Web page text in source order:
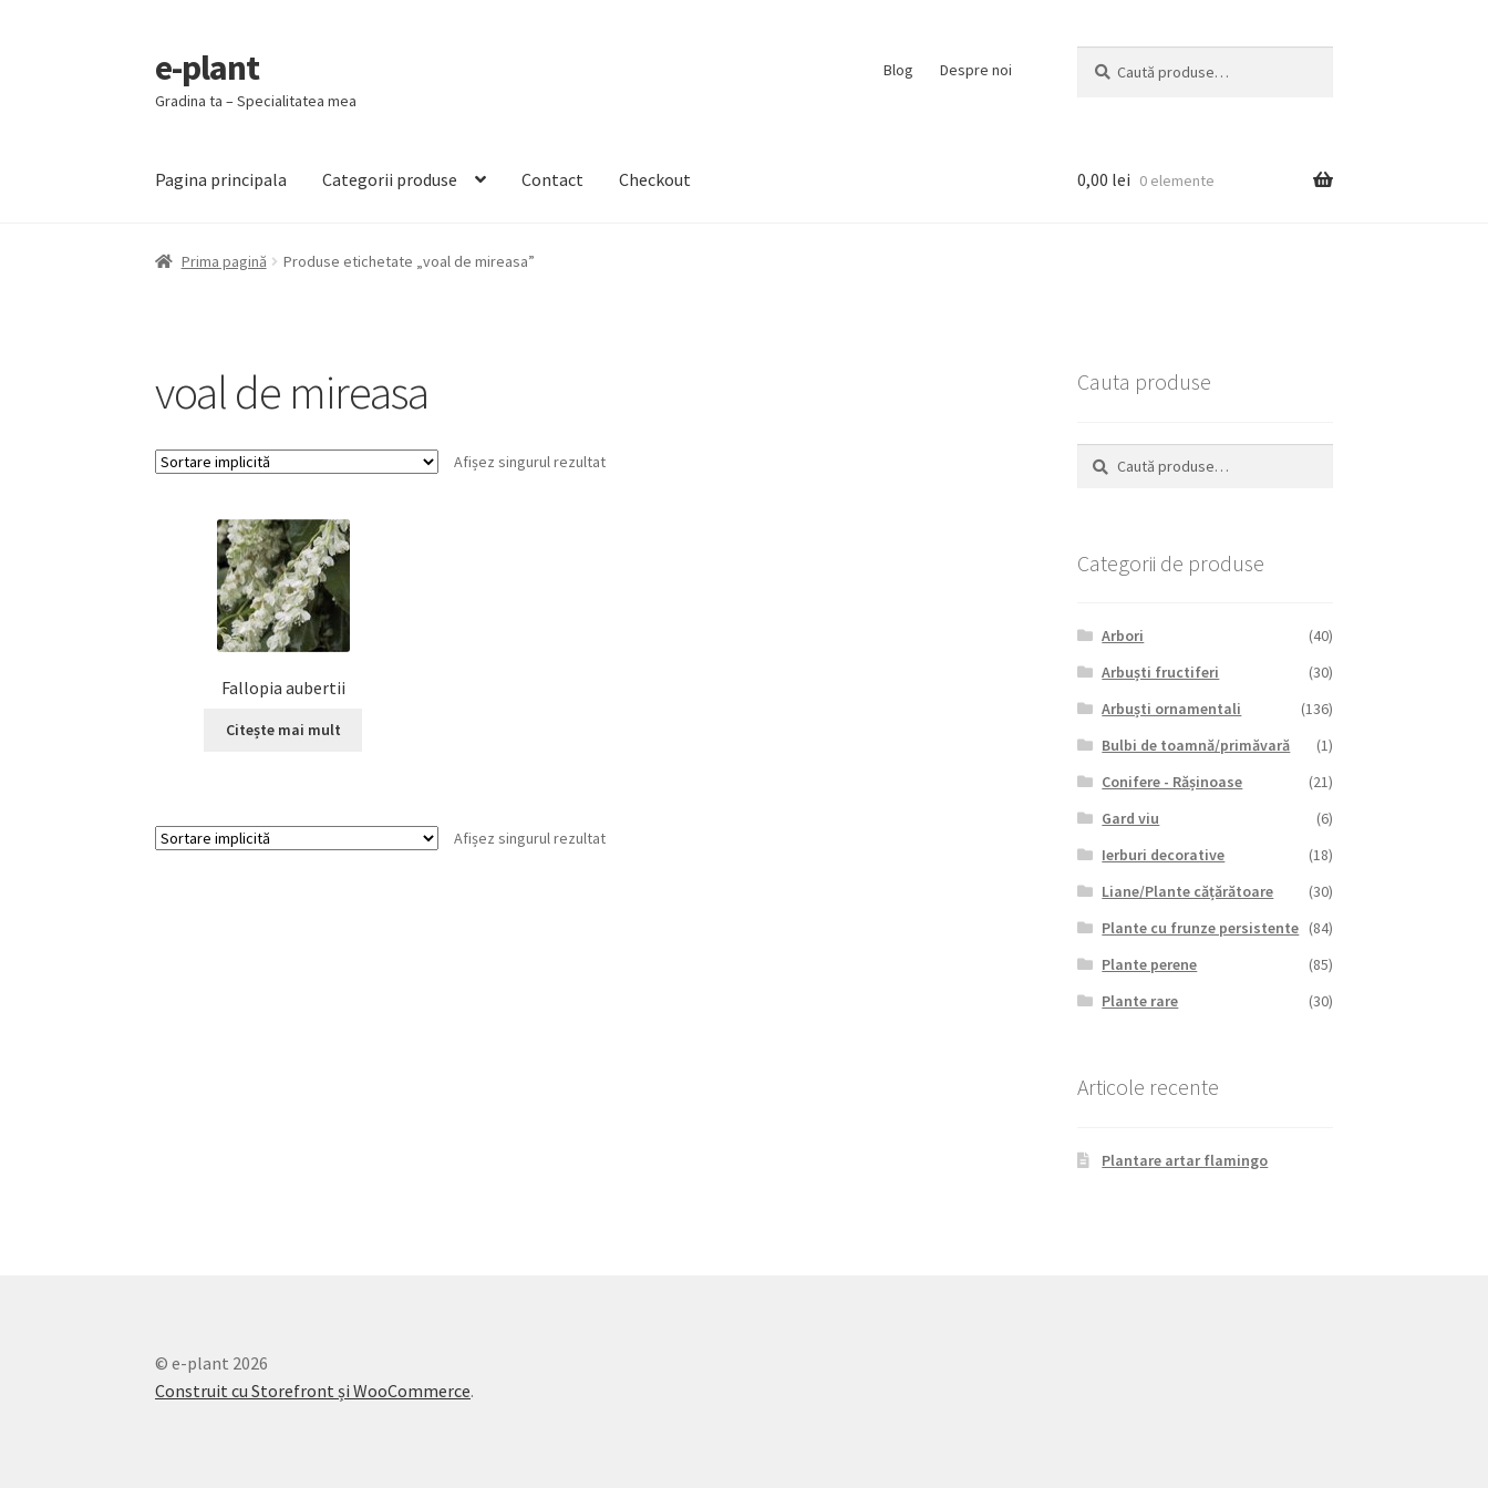
Sari
la
navigare
Sari
la
conținut
e-plant
Gradina ta – Specialitatea mea
Blog Despre noi
după:
Pagina principala Categorii produse Contact Checkout 0,00 lei 0 elemente
Prima pagină Produse etichetate „voal de mireasa”
voal de mireasa
Afișez singurul rezultat
Fallopia aubertii
Citește mai mult
Afișez singurul rezultat
Cauta produse
Caută
după:
Caută
Categorii de produse
Arbori
(40)
Arbuști fructiferi
(30)
Arbuști ornamentali
(136)
Bulbi de toamnă/primăvară
(1)
Conifere - Rășinoase
(21)
Gard viu
(6)
Ierburi decorative
(18)
Liane/Plante cățărătoare
(30)
Plante cu frunze persistente (84)
Plante perene
(85)
Plante rare
(30)
Articole recente
Plantare artar flamingo
© e-plant 2026
Construit cu Storefront și WooCommerce.